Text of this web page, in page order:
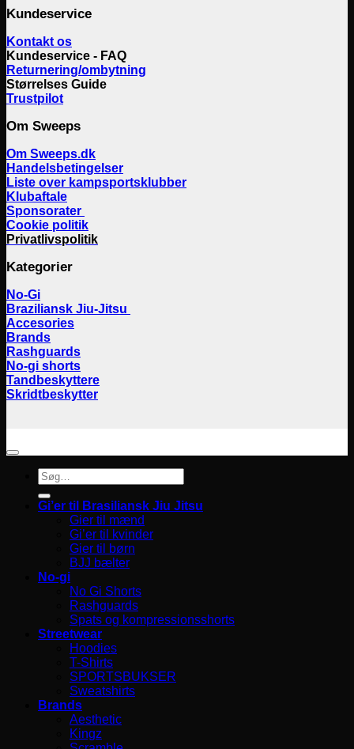
Kundeservice
Kontakt os
Kundeservice - FAQ
Returnering/ombytning
Størrelses Guide
Trustpilot
Om Sweeps
Om Sweeps.dk
Handelsbetingelser
Liste over kampsportsklubber
Klubaftale
Sponsorater
Cookie politik
Privatlivspolitik
Kategorier
No-Gi
Braziliansk Jiu-Jitsu
Accesories
Brands
Rashguards
No-gi shorts
Tandbeskyttere
Skridtbeskytter
Søg
efter:
Gi’er til Brasiliansk Jiu Jitsu
Gier til mænd
Gi’er til kvinder
Gier til børn
BJJ bælter
No-gi
No Gi Shorts
Rashguards
Spats og kompressionsshorts
Streetwear
Hoodies
T-Shirts
SPORTSBUKSER
Sweatshirts
Brands
Aesthetic
Kingz